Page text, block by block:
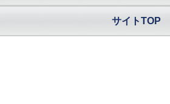
サイトTOP